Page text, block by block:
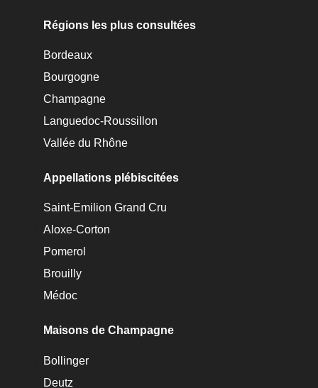
Régions les plus consultées
Bordeaux
Bourgogne
Champagne
Languedoc-Roussillon
Vallée du Rhône
Appellations plébiscitées
Saint-Emilion Grand Cru
Aloxe-Corton
Pomerol
Brouilly
Médoc
Maisons de Champagne
Bollinger
Deutz